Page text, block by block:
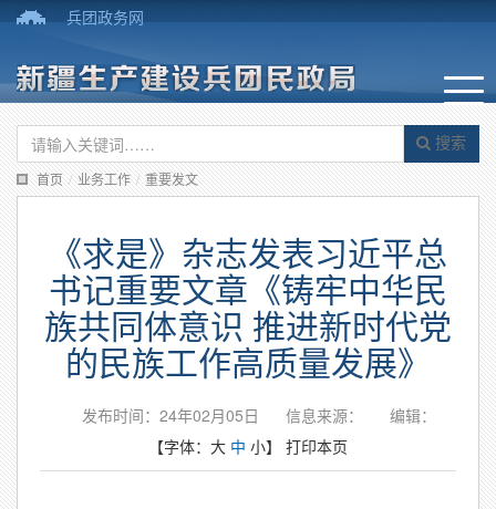
兵团政务网
搜索
首页 / 业务工作 / 重要发文
《求是》杂志发表习近平总
书记重要文章《铸牢中华民
族共同体意识 推进新时代党
的民族工作高质量发展》
发布时间：24年02月05日 信息来源：
编辑：
【字体： 大 中 小】 打印本页